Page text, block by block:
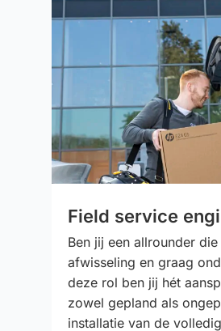
Field service
Ben jij een allrounder
afwisseling en graag
deze rol ben jij hét
zowel gepland als
installatie van de